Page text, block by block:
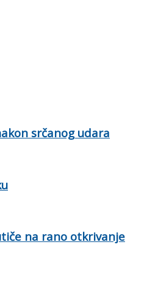
srčanog udara
na rano otkrivanje